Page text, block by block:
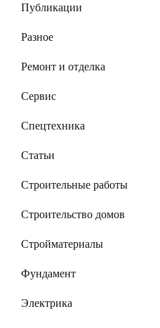
Публикации
Разное
Ремонт и отделка
Сервис
Спецтехника
Статьи
Строительные работы
Строительство домов
Стройматериалы
Фундамент
Электрика